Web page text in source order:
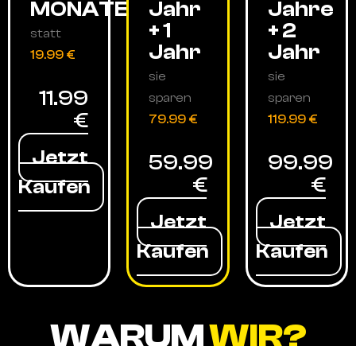
MONATE
statt
19.99 €
11.99
€
Jetzt
Kaufen
Jahr
+ 1
Jahr
sie
sparen
79.99 €
59.99
€
Jetzt
Kaufen
Jahre
+ 2
Jahr
sie
sparen
119.99 €
99.99
€
Jetzt
Kaufen
WARUMWIR?